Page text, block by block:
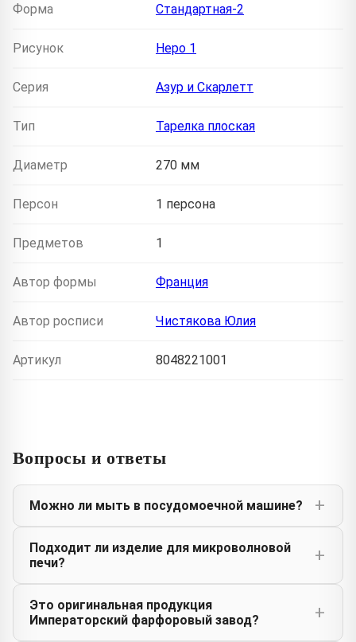
Форма Стандартная-2
Рисунок Неро 1
Серия Азур и Скарлетт
Тип Тарелка плоская
Диаметр 270 мм
Персон 1 персона
Предметов 1
Автор формы Франция
Автор росписи Чистякова Юлия
Артикул 8048221001
Вопросы и ответы
Можно ли мыть в посудомоечной машине?
Подходит ли изделие для микроволновой
печи?
Это оригинальная продукция
Императорский фарфоровый завод?